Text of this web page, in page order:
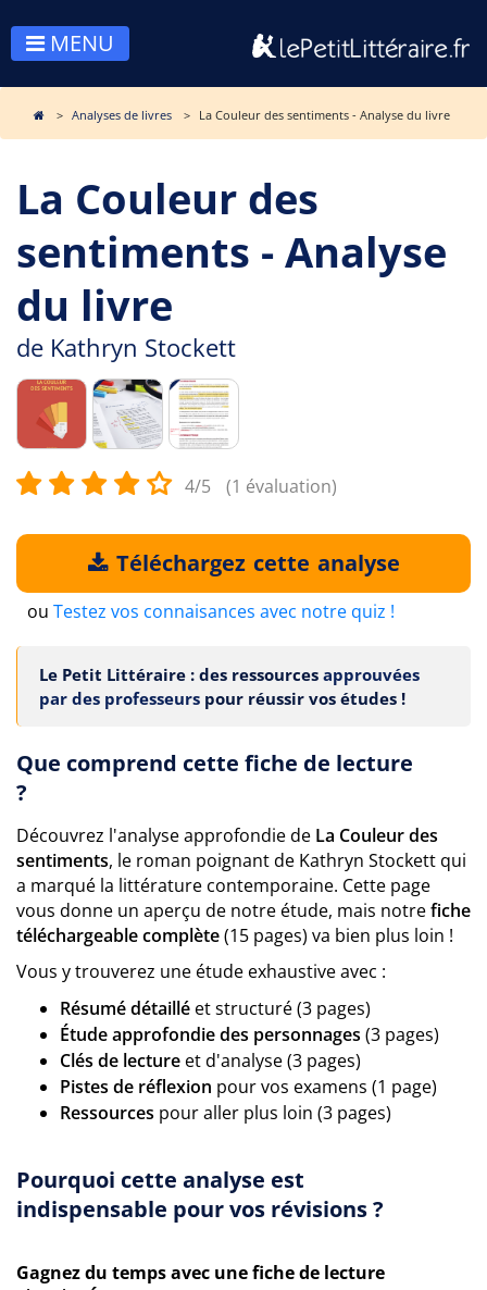
MENU
Analyses de livres La Couleur des sentiments - Analyse du livre
La Couleur des
sentiments - Analyse
du livre
de Kathryn Stockett
4/5 (1 évaluation)
Téléchargez cette analyse
ou Testez vos connaisances avec notre quiz !
Le Petit Littéraire : des ressources approuvées
par des professeurs pour réussir vos études !
Que comprend cette fiche de lecture
?
Découvrez l'analyse approfondie de La Couleur des
sentiments, le roman poignant de Kathryn Stockett qui
a marqué la littérature contemporaine. Cette page
vous donne un aperçu de notre étude, mais notrefiche
téléchargeable complète(15 pages) va bien plus loin !
Vous y trouverez une étude exhaustive avec :
Résumé détaillé et structuré (3 pages)
Étude approfondie des personnages (3 pages)
Clés de lecture et d'analyse (3 pages)
Pistes de réflexion pour vos examens (1 page)
Ressources pour aller plus loin (3 pages)
Pourquoi cette analyse est
indispensable pour vos révisions ?
Gagnez du temps avec une fiche de lecture